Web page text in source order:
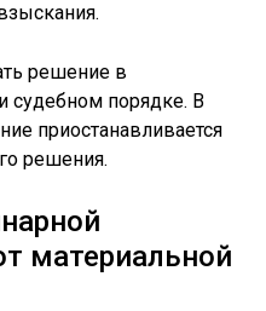
решение в
судебном порядке. В
приостанавливается
решения.
материальной